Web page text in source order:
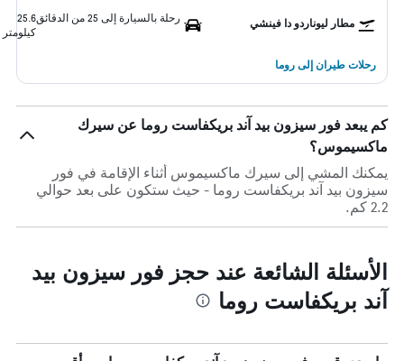
مطار ليوناردو دا فينشي رحلة بالسيارة إلى 25 من الدقائق
25.6
كيلومتر
رحلات طيران إلى روما
كم يبعد فور سيزون بيد آند بريكفاست روما عن سيرك
ماكسيموس؟
يمكنك المشي إلى سيرك ماكسيموس أثناء الإقامة في فور
سيزون بيد آند بريكفاست روما - حيث ستكون على بعد حوالي
2.2 كم.
الأسئلة الشائعة عند حجز فور سيزون بيد
آند بريكفاست روما